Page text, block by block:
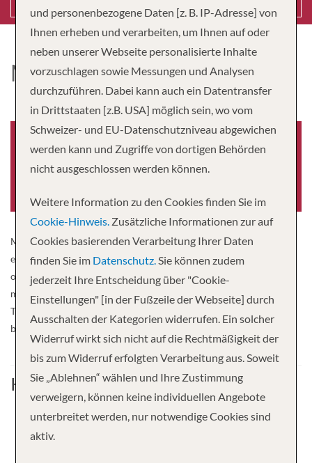
MS ADMIRAL
Baujahr
MS Admiral, new building from 2013. On board, you will
experience the atmosphere of the seafaring romance in their
original form. With comfortable furnishings welcomes the three-
master with special comfort. The turquoise blue sea along the
Turkish and Greek coast and the radiant sky will be the perfect
backdrop for a memorable journey aboard the MS Admiral.
Kabine
und personenbezogene Daten [z. B. IP-Adresse] von
Ihnen erheben und verarbeiten, um Ihnen auf oder
neben unserer Webseite personalisierte Inhalte
vorzuschlagen sowie Messungen und Analysen
durchzuführen. Dabei kann auch ein Datentransfer
in Drittstaaten [z.B. USA] möglich sein, wo vom
Schweizer- und EU-Datenschutzniveau abgewichen
werden kann und Zugriffe von dortigen Behörden
nicht ausgeschlossen werden können.
Weitere Information zu den Cookies finden Sie im
Cookie-Hinweis. Zusätzliche Informationen zur auf
Cookies basierenden Verarbeitung Ihrer Daten
finden Sie im Datenschutz.Sie können zudem
jederzeit Ihre Entscheidung über "Cookie-
Einstellungen" [in der Fußzeile der Webseite] durch
Ausschalten der Kategorien widerrufen. Ein solcher
Widerruf wirkt sich nicht auf die Rechtmäßigkeit der
bis zum Widerruf erfolgten Verarbeitung aus. Soweit
Sie „Ablehnen“ wählen und Ihre Zustimmung
verweigern, können keine individuellen Angebote
unterbreitet werden, nur notwendige Cookies sind
aktiv.